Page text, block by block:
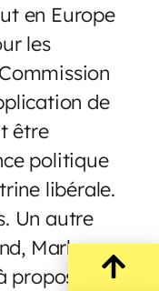
en Europe
les
de
être
politique
libérale.
Un autre
Markus
propos de